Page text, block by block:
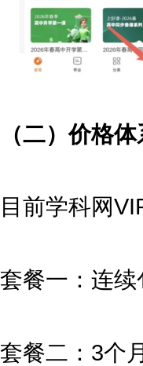
（二）价格
目前学科网
套餐一：连
套餐二：3个